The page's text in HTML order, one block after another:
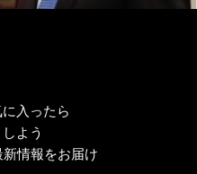
入ったら
よう
情報をお届け